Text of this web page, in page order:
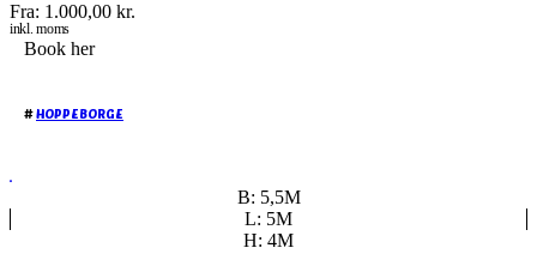
Fra: 1.000,00 kr.
inkl. moms
Book her
#HOPPEBORGE
B: 5,5M
L: 5M
H: 4M